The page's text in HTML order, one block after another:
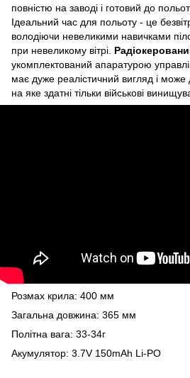
повністю на заводі і готовий до
Ідеальний час для польоту - це
володіючи невеликими навичками
при невеликому вітрі.
укомплектований апаратурою
має дуже реалістичний вигляд і може
на яке здатні тільки військові
Розмах крила: 400 мм
Загальна довжина: 365 мм
Політна вага: 33-34г
Акумулятор: 3.7V 150mAh Li-PO